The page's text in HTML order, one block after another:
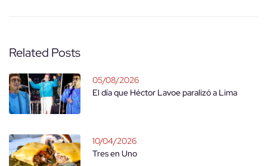
Related Posts
05/08/2026
El día que Héctor Lavoe paralizó a Lima
10/04/2026
Tres en Uno